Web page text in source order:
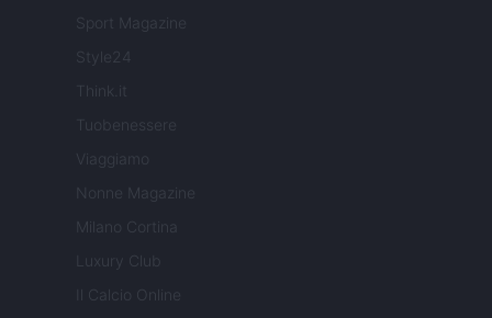
Sport Magazine
Style24
Think.it
Tuobenessere
Viaggiamo
Nonne Magazine
Milano Cortina
Luxury Club
Il Calcio Online